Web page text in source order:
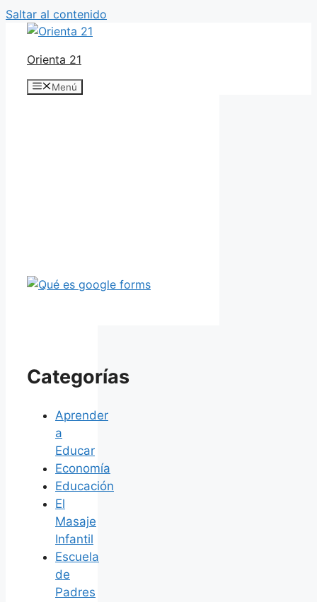
Saltar al contenido
Orienta 21
Menú
Categorías
Aprender
a
Educar
Economía
Educación
El
Masaje
Infantil
Escuela
de
Padres